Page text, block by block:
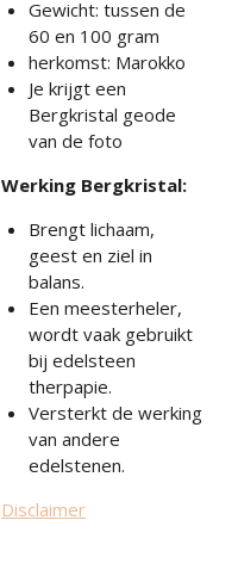
Gewicht: tussen de
60 en 100 gram
herkomst: Marokko
Je krijgt een
Bergkristal geode
van de foto
Werking Bergkristal:
Brengt lichaam,
geest en ziel in
balans.
Een meesterheler,
wordt vaak gebruikt
bij edelsteen
therpapie.
Versterkt de werking
van andere
edelstenen.
Disclaimer